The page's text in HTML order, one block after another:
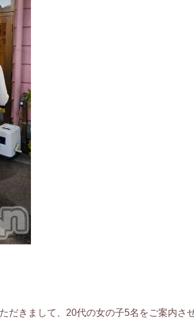
だきまして、20代の女の子5名をご案内さ